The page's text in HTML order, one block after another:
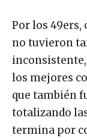
Por los 49ers,
no tuvieron
inconsistente,
los mejores
que también
totalizando
termina por